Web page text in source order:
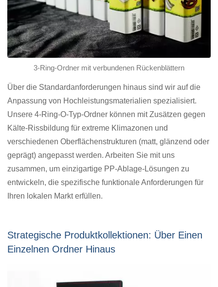
3-Ring-Ordner mit verbundenen Rückenblättern
Über die Standardanforderungen hinaus sind wir auf die
Anpassung von Hochleistungsmaterialien spezialisiert.
Unsere 4-Ring-O-Typ-Ordner können mit Zusätzen gegen
Kälte-Rissbildung für extreme Klimazonen und
verschiedenen Oberflächenstrukturen (matt, glänzend oder
geprägt) angepasst werden. Arbeiten Sie mit uns
zusammen, um einzigartige PP-Ablage-Lösungen zu
entwickeln, die spezifische funktionale Anforderungen für
Ihren lokalen Markt erfüllen.
Strategische Produktkollektionen: Über Einen
Einzelnen Ordner Hinaus